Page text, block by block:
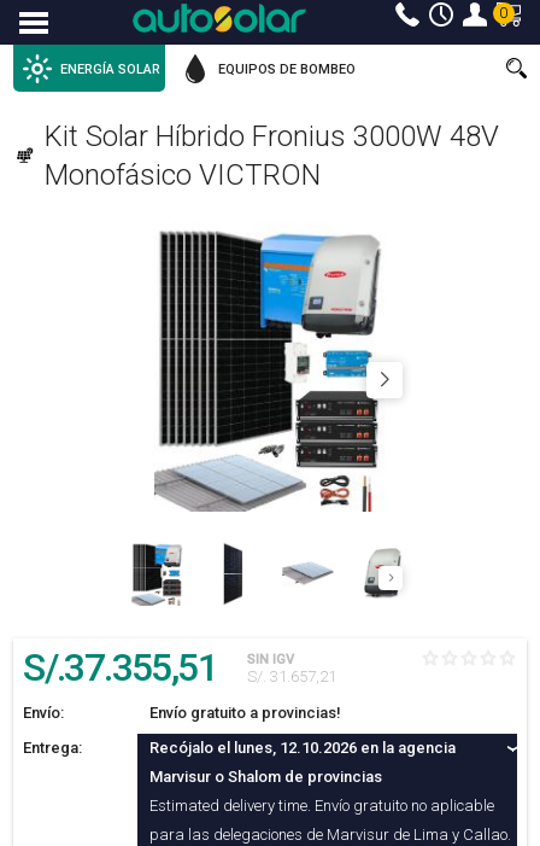
Menu 0
ENERGÍA SOLAR EQUIPOS DE BOMBEO
Kit Solar Híbrido Fronius 3000W 48V
Monofásico VICTRON
S/.37.355,51 SIN IGV
S/. 31.657,21
Envío:
Envío gratuito a provincias!
Entrega:
Recójalo el lunes, 12.10.2026 en la agencia
Marvisur o Shalom de provincias
Estimated delivery time. Envío gratuito no aplicable
para las delegaciones de Marvisur de Lima y Callao.